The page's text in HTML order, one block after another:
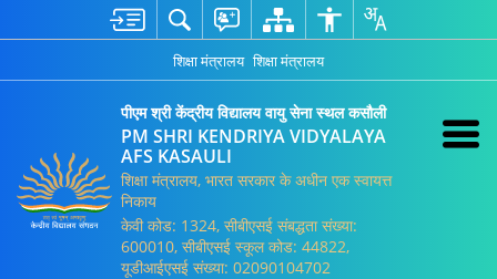
शिक्षा मंत्रालय शिक्षा मंत्रालय
पीएम श्री केंद्रीय विद्यालय वायु सेना स्थल कसौली
PM SHRI KENDRIYA VIDYALAYA
AFS KASAULI
शिक्षा मंत्रालय, भारत सरकार के अधीन एक स्वायत्त
निकाय
केवी कोड: 1324, सीबीएसई संबद्धता संख्या:
600010, सीबीएसई स्कूल कोड: 44822,
यूडीआईएसई संख्या: 02090104702